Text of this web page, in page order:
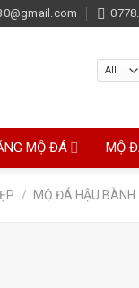
MỘ ĐÁ MỘ
/ MỘ ĐÁ HẬU BÀNH